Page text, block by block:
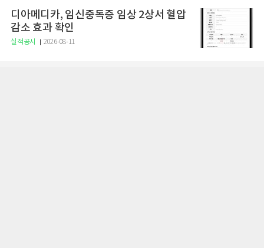
디아메디카, 임신중독증 임상 2상서 혈압
감소 효과 확인
실적공시 2026-08-11